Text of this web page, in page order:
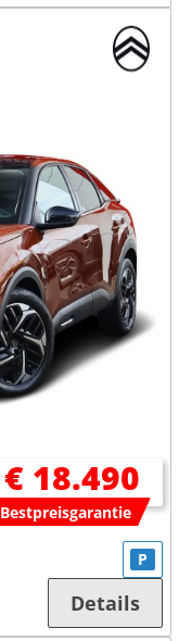
€ 18.490
Bestpreisgarantie
P
Details